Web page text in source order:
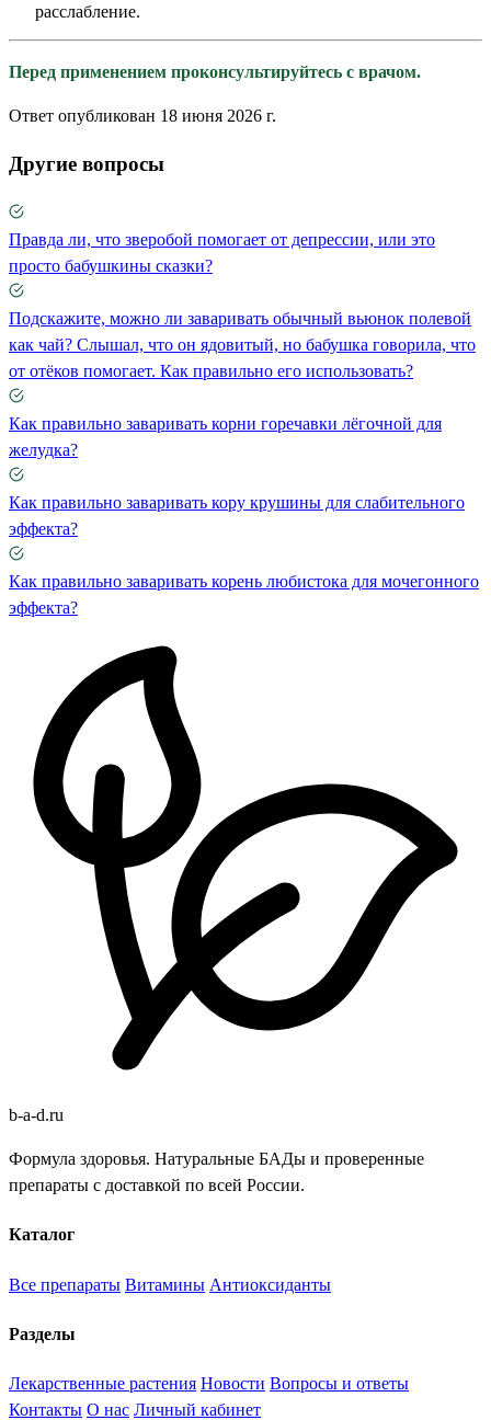
расслабление.
Перед применением проконсультируйтесь с врачом.
Ответ опубликован 18 июня 2026 г.
Другие вопросы
Правда ли, что зверобой помогает от депрессии, или это
просто бабушкины сказки?
Подскажите, можно ли заваривать обычный вьюнок полевой
как чай? Слышал, что он ядовитый, но бабушка говорила, что
от отёков помогает. Как правильно его использовать?
Как правильно заваривать корни горечавки лёгочной для
желудка?
Как правильно заваривать кору крушины для слабительного
эффекта?
Как правильно заваривать корень любистока для мочегонного
эффекта?
b-a-d.ru
Формула здоровья. Натуральные БАДы и проверенные
препараты с доставкой по всей России.
Каталог
Все препараты Витамины Антиоксиданты
Разделы
Лекарственные растения Новости Вопросы и ответы
Контакты О нас Личный кабинет